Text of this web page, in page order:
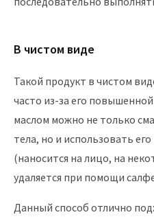
В чистом виде
Такой продукт в чистом
часто из-за его
маслом можно не только
тела, но и использовать
(наносится на лицо, на
удаляется при помощи
Данный способ отлично